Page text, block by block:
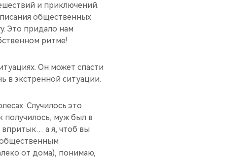
и приключений.
общественных
Это придало нам
ритме!
Он может спасти
в экстренной ситуации.
Случилось это
муж был в
впритык… а я, чтоб вы
от дома), понимаю,